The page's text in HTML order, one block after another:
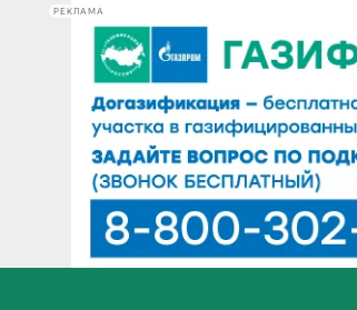
РЕКЛАМА